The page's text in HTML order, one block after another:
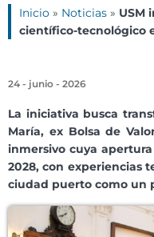
Inicio » Noticias » USM
científico-tecnológico
24 - junio - 2026
La iniciativa busca
María, ex Bolsa de
inmersivo cuya
2028, con experiencias
ciudad puerto como un